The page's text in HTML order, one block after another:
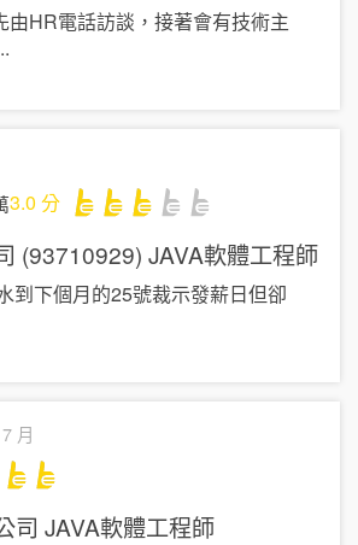
由HR電話訪談，接著會有技術主
3.0 分
(93710929) JAVA軟體工程師
到下個月的25號裁示發薪日但卻
月
司 JAVA軟體工程師